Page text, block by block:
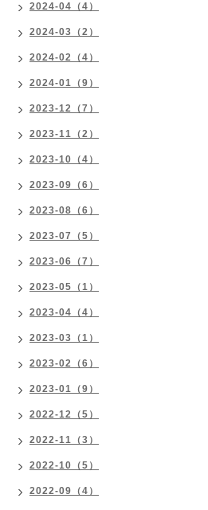
2024-04（4）
2024-03（2）
2024-02（4）
2024-01（9）
2023-12（7）
2023-11（2）
2023-10（4）
2023-09（6）
2023-08（6）
2023-07（5）
2023-06（7）
2023-05（1）
2023-04（4）
2023-03（1）
2023-02（6）
2023-01（9）
2022-12（5）
2022-11（3）
2022-10（5）
2022-09（4）